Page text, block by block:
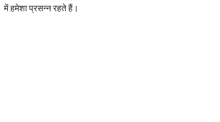
में हमेशा प्रसन्न रहते हैं।